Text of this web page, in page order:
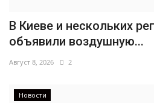
В Киеве и нескольких
объявили воздушную...
Август 8, 2026 2
Новости